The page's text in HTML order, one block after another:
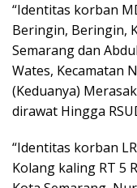
“Identitas korban
Beringin, Beringin,
Semarang dan
Wates, Kecamatan
(Keduanya)
dirawat Hingga
“Identitas korban
Kolang kaling RT 5